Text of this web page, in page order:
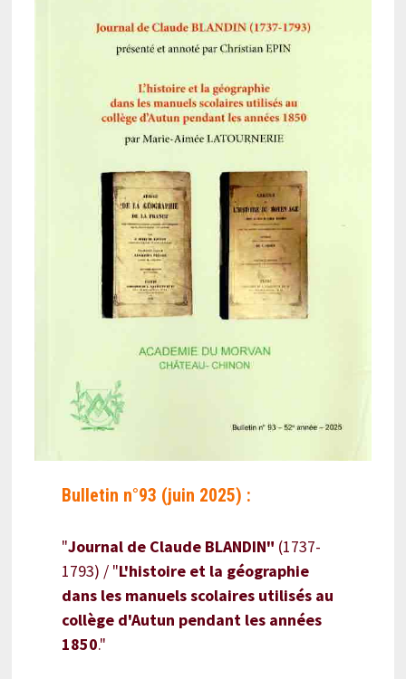
Bulletin n°93 (juin 2025) :
"Journal de Claude BLANDIN" (1737-
1793) / "L'histoire et la géographie
dans les manuels scolaires utilisés au
collège d'Autun pendant les années
1850."